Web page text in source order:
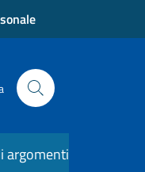
argomenti